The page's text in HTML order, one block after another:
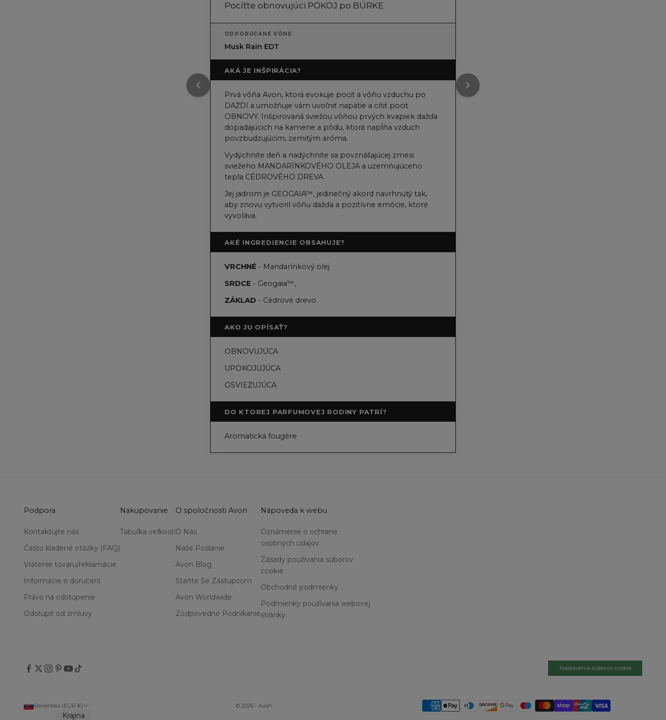
Pocíťte obnovujúci POKOJ po BÚRKE
ODPORÚČANÉ VÔNE
Musk Rain EDT
AKÁ JE INŠPIRÁCIA?
Prvá vôňa Avon, ktorá evokuje pocit a vôňu vzduchu po
DAŽDI a umožňuje vám uvoľniť napätie a cítiť pocit
OBNOVY. Inšpirovaná sviežou vôňou prvých kvapiek dažďa
dopadajúcich na kamene a pôdu, ktorá napĺňa vzduch
povzbudzujúcim, zemitým aróma.
Vydýchnite deň a nadýchnite sa povznášajúcej zmesi
sviežeho MANDARÍNKOVÉHO OLEJA a uzemňujúceho
tepla CÉDROVÉHO DREVA.
Jej jadrom je GEOGAIA™, jedinečný akord navrhnutý tak,
aby znovu vytvoril vôňu dažďa a pozitívne emócie, ktoré
vyvoláva.
AKÉ INGREDIENCIE OBSAHUJE?
VRCHNÉ - Mandarínkový olej
SRDCE - Geogaia™,
ZÁKLAD - Cédrové drevo
AKO JU OPÍSAŤ?
OBNOVUJÚCA
UPOKOJUJÚCA
OSVIEŽUJÚCA
DO KTOREJ PARFUMOVEJ RODINY PATRÍ?
Aromatická fougère
Podpora
Kontaktujte nás
Často kladené otázky (FAQ)
Vrátenie tovaru/reklamácie
Informácie o doručení
Právo na odstúpenie
Odstúpiť od zmluvy
Nakupovanie
Tabuľka veľkostí
O spoločnosti Avon
O Nás
Naše Poslanie
Avon Blog
Staňte Se Zástupcom
Avon Worldwide
Zodpovedné Podnikanie
Nápoveda k webu
Oznámenie o ochrane
osobných údajov
Zásady používania súborov
cookie
Obchodné podmienky
Podmienky používania webovej
stránky
Nastavenia súborov cookie
Slovensko (EUR €)
Krajina
© 2026 - Avon .